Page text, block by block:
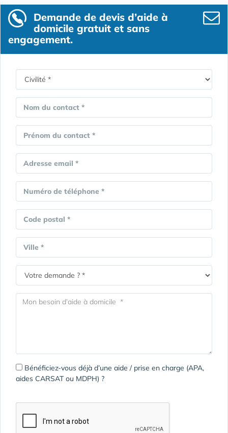
Demande de devis d’aide à
domicile gratuit et sans
engagement.
Nom du contact *
Prénom du contact *
Adresse email *
Numéro de téléphone *
Code postal *
Ville *
Bénéficiez-vous déjà d’une aide / prise en charge (APA,
aides CARSAT ou MDPH) ?